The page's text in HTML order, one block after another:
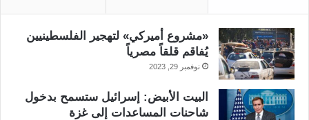
«مشروع أميركي» لتهجير الفلسطينيين
يُفاقم قلقاً مصرياً
نوفمبر 29, 2023
البيت الأبيض: إسرائيل ستسمح بدخول
شاحنات المساعدات إلى غزة